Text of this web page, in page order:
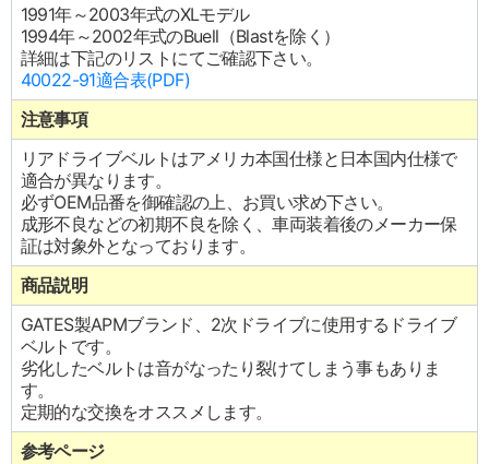
1991年～2003年式のXLモデル
1994年～2002年式のBuell（Blastを除く）
詳細は下記のリストにてご確認下さい。
40022-91適合表(PDF)
注意事項
リアドライブベルトはアメリカ本国仕様と日本国内仕様で
適合が異なります。
必ずOEM品番を御確認の上、お買い求め下さい。
成形不良などの初期不良を除く、車両装着後のメーカー保
証は対象外となっております。
商品説明
GATES製APMブランド、2次ドライブに使用するドライブ
ベルトです。
劣化したベルトは音がなったり裂けてしまう事もありま
す。
定期的な交換をオススメします。
参考ページ